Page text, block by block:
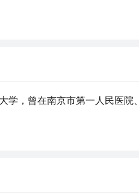
学，曾在南京市第一人民医院